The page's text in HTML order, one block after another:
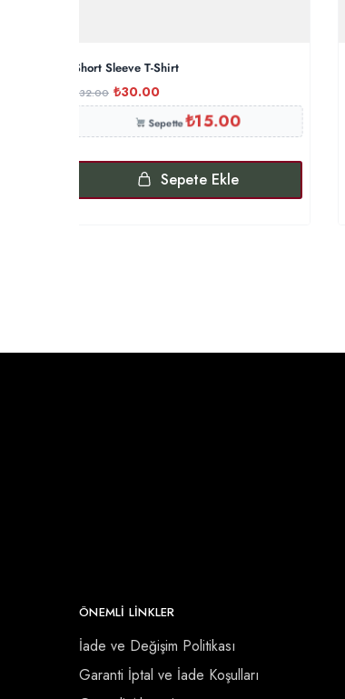
Short Sleeve T-Shirt
32.00 ₺30.00
Sepette₺15.00
Sepete Ekle
ÖNEMLI LINKLER
İade ve Değişim Politikası
Garanti İptal ve İade Koşulları